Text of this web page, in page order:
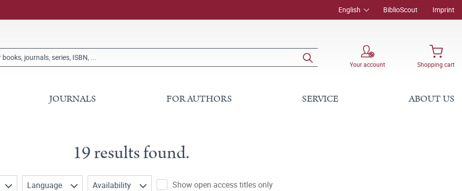
English BiblioScout Imprint
Your account Shopping cart
JOURNALS FOR AUTHORS SERVICE ABOUT US
19 results found.
Language Availability Show open access titles only